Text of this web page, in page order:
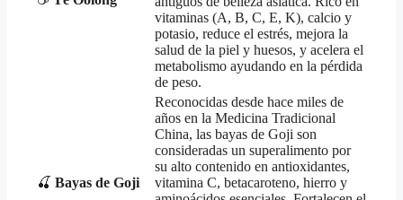
vitaminas (A, B, C, E, K), calcio y
potasio, reduce el estrés, mejora la
salud de la piel y huesos, y acelera el
metabolismo ayudando en la pérdida
de peso.
🍒 Bayas de Goji
Reconocidas desde hace miles de
años en la Medicina Tradicional
China, las bayas de Goji son
consideradas un superalimento por
su alto contenido en antioxidantes,
vitamina C, betacaroteno, hierro y